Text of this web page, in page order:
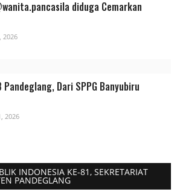
diduga Cemarkan
2026
Pandeglang, Dari SPPG Banyubiru
2026
INDONESIA KE-81, SEKRETARIAT
PANDEGLANG